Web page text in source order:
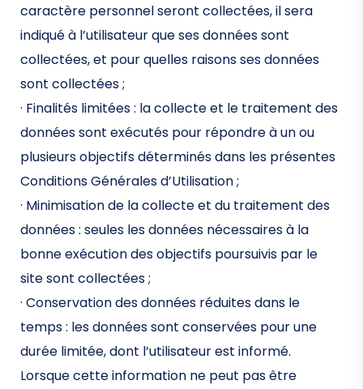
caractère personnel seront collectées, il sera
indiqué à l’utilisateur que ses données sont
collectées, et pour quelles raisons ses données
sont collectées ;
· Finalités limitées : la collecte et le traitement des
données sont exécutés pour répondre à un ou
plusieurs objectifs déterminés dans les présentes
Conditions Générales d’Utilisation ;
· Minimisation de la collecte et du traitement des
données : seules les données nécessaires à la
bonne exécution des objectifs poursuivis par le
site sont collectées ;
· Conservation des données réduites dans le
temps : les données sont conservées pour une
durée limitée, dont l’utilisateur est informé.
Lorsque cette information ne peut pas être